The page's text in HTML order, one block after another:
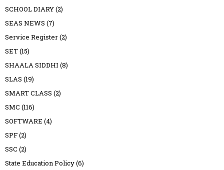
SCHOOL DIARY(2)
SEAS NEWS (7)
Service Register(2)
SET(15)
SHAALA SIDDHI (8)
SLAS (19)
SMART CLASS (2)
SMC (116)
SOFTWARE (4)
SPF(2)
SSC (2)
State Education Policy(6)